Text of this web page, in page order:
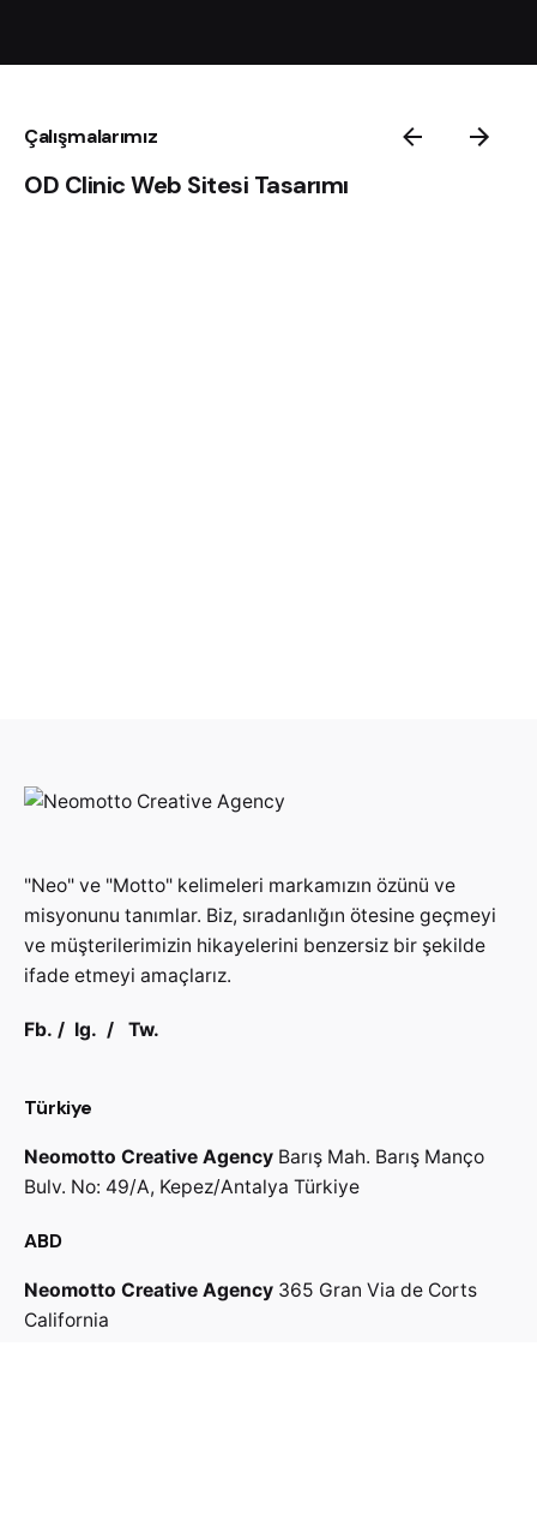
Çalışmalarımız
OD Clinic Web Sitesi Tasarımı
"Neo" ve "Motto" kelimeleri markamızın özünü ve
misyonunu tanımlar. Biz, sıradanlığın ötesine geçmeyi
ve müşterilerimizin hikayelerini benzersiz bir şekilde
ifade etmeyi amaçlarız.
Fb. / Ig. / Tw.
Türkiye
Neomotto Creative Agency Barış Mah. Barış Manço
Bulv. No: 49/A, Kepez/Antalya Türkiye
ABD
Neomotto Creative Agency 365 Gran Via de Corts
California